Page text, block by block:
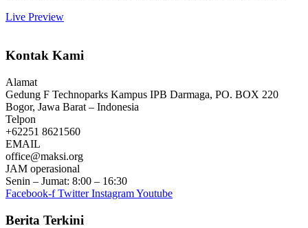
Live Preview
Kontak Kami
Alamat
Gedung F Technoparks Kampus IPB Darmaga, PO. BOX 220
Bogor, Jawa Barat – Indonesia
Telpon
+62251 8621560
EMAIL
office@maksi.org
JAM operasional
Senin – Jumat: 8:00 – 16:30
Facebook-f Twitter InstagramYoutube
Berita Terkini